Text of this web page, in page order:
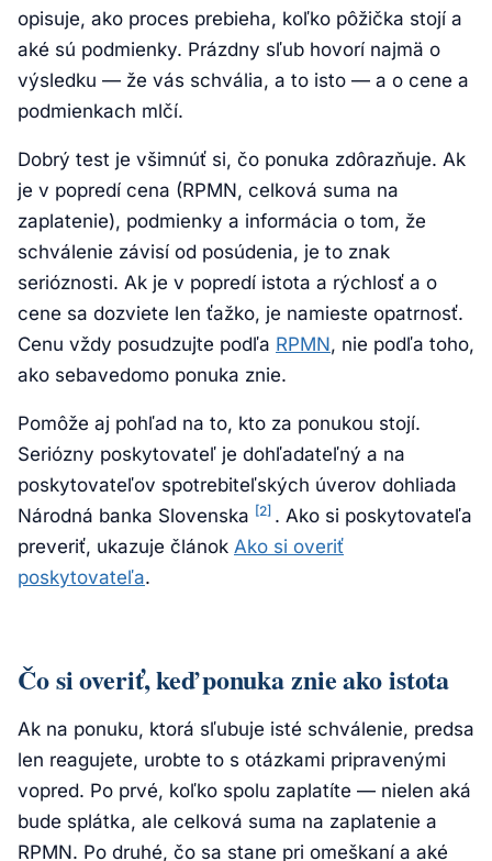
opisuje, ako proces prebieha, koľko pôžička stojí a
aké sú podmienky. Prázdny sľub hovorí najmä o
výsledku — že vás schvália, a to isto — a o cene a
podmienkach mlčí.
Dobrý test je všimnúť si, čo ponuka zdôrazňuje. Ak
je v popredí cena (RPMN, celková suma na
zaplatenie), podmienky a informácia o tom, že
schválenie závisí od posúdenia, je to znak
serióznosti. Ak je v popredí istota a rýchlosť a o
cene sa dozviete len ťažko, je namieste opatrnosť.
Cenu vždy posudzujte podľa RPMN, nie podľa toho,
ako sebavedomo ponuka znie.
Pomôže aj pohľad na to, kto za ponukou stojí.
Seriózny poskytovateľ je dohľadateľný a na
poskytovateľov spotrebiteľských úverov dohliada
Národná banka Slovenska [2] . Ako si poskytovateľa
preveriť, ukazuje článok Ako si overiť
poskytovateľa.
Čo si overiť, keď ponuka znie ako istota
Ak na ponuku, ktorá sľubuje isté schválenie, predsa
len reagujete, urobte to s otázkami pripravenými
vopred. Po prvé, koľko spolu zaplatíte — nielen aká
bude splátka, ale celková suma na zaplatenie a
RPMN. Po druhé, čo sa stane pri omeškaní a aké